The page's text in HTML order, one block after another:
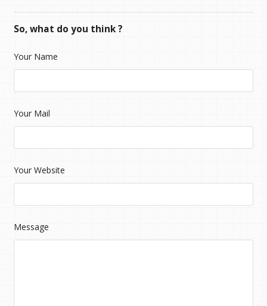
So, what do you think ?
Your Name
Your Mail
Your Website
Message